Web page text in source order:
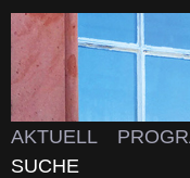
AKTUELL
SUCHE